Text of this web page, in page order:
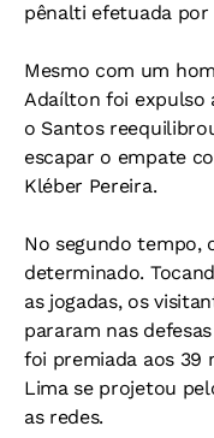
pênalti efetuada por
Mesmo com um
Adaílton foi expulso
o Santos
escapar o empate
Kléber Pereira.
No segundo tempo,
determinado.
as jogadas, os
pararam nas
foi premiada aos 39
Lima se projetou
as redes.